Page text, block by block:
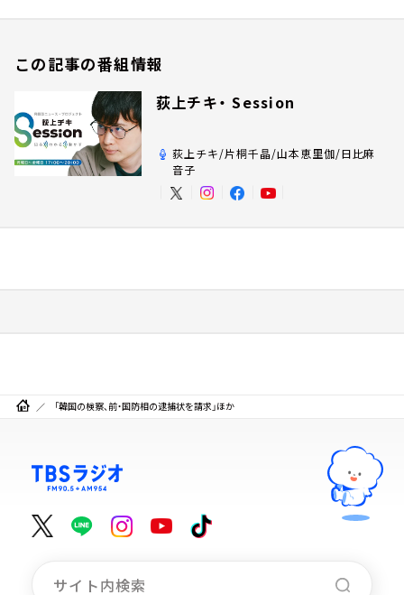
この記事の番組情報
荻上チキ・ Session
荻上チキ/片桐千晶/山本恵里伽/日比麻
音子
「韓国の検察、前・国防相の逮捕状を請求」ほか